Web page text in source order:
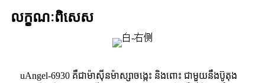
លក្ខណៈពិសេស
uAngel-6930 គឺជាម៉ាស៊ីនម៉ាស្សាចង្កេះ និងពោះ ជាមួយនឹងប៊ូតុង